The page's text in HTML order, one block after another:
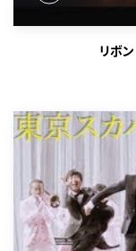
リボ